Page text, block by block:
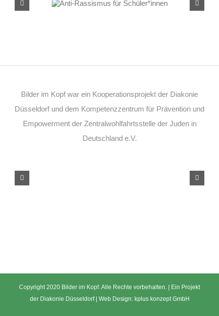
Schüler*innen
Bilder im Kopf war ein Kooperationsprojekt der Diakonie
Düsseldorf und dem Kompetenzzentrum für Prävention und
Empowerment der Zentralwohlfahrtsstelle der Juden in
Deutschland e.V.
Copyright 2020 Bilder im Kopf. Alle Rechte vorbehalten. | Ein Projekt
der Diakonie Düsseldorf | Web Design: kplus konzept GmbH